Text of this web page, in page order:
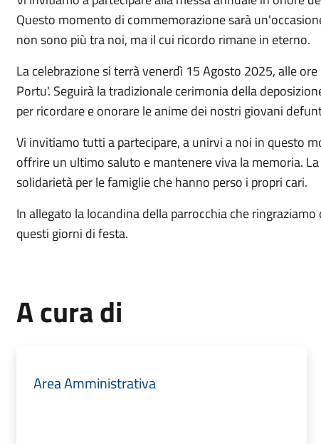
Questo momento di commemorazione sarà
non sono più tra noi, ma il cui ricordo rimane in eterno.
La celebrazione si terrà venerdì 15 Agosto 2025, alle
Portu'. Seguirà la tradizionale cerimonia della
per ricordare e onorare le anime dei nostri giovani
Vi invitiamo tutti a partecipare, a unirvi a noi in questo
offrire un ultimo saluto e mantenere viva la memoria.
solidarietà per le famiglie che hanno perso i propri cari.
In allegato la locandina della parrocchia che
questi giorni di festa.
A cura di
Area Amministrativa